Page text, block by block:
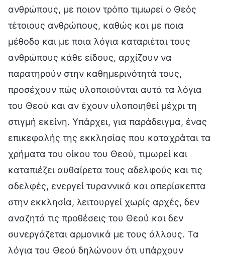
ανθρώπους, με ποιον τρόπο τιμωρεί ο Θεός
τέτοιους ανθρώπους, καθώς και με ποια
μέθοδο και με ποια λόγια καταριέται τους
ανθρώπους κάθε είδους, αρχίζουν να
παρατηρούν στην καθημερινότητά τους,
προσέχουν πώς υλοποιούνται αυτά τα λόγια
του Θεού και αν έχουν υλοποιηθεί μέχρι τη
στιγμή εκείνη. Υπάρχει, για παράδειγμα, ένας
επικεφαλής της εκκλησίας που καταχράται τα
χρήματα του οίκου του Θεού, τιμωρεί και
καταπιέζει αυθαίρετα τους αδελφούς και τις
αδελφές, ενεργεί τυραννικά και απερίσκεπτα
στην εκκλησία, λειτουργεί χωρίς αρχές, δεν
αναζητά τις προθέσεις του Θεού και δεν
συνεργάζεται αρμονικά με τους άλλους. Τα
λόγια του Θεού δηλώνουν ότι υπάρχουν